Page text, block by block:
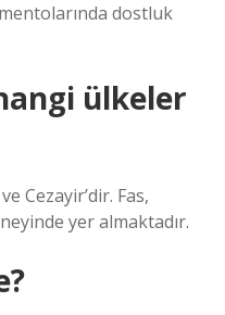
dostluk
ülkeler
Cezayir’dir. Fas,
yer almaktadır.